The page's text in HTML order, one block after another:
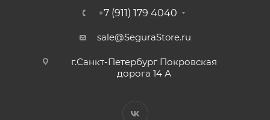
+7 (911) 179 4040
sale@SeguraStore.ru
г.Санкт-Петербург Покровская
дорога 14 А